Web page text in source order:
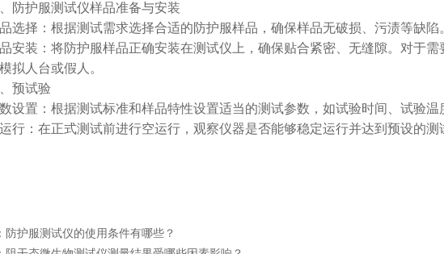
护服测试仪样品准备与安装
择：根据测试需求选择合适的防护服样品，确保样品无破损、污渍等缺陷
装：将防护服样品正确安装在测试仪上，确保贴合紧密、无缝隙。对于需
拟人台或假人。
试验
置：根据测试标准和样品特性设置适当的测试参数，如试验时间、试验温
：在正式测试前进行空运行，观察仪器是否能够稳定运行并达到预设的测
防护服测试仪的使用条件有哪些？